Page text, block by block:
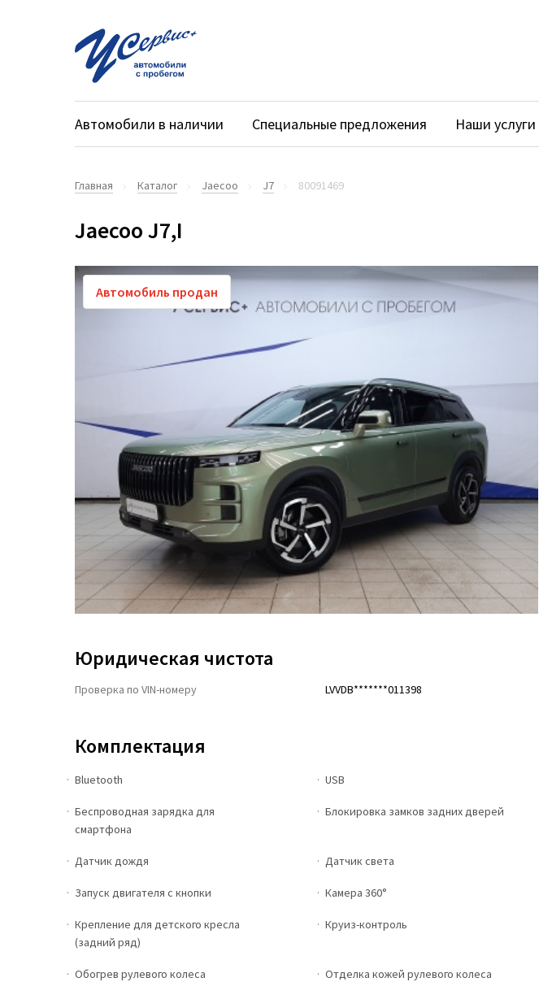
Автомобили в наличии Специальные предложения Наши услуги
Главная Каталог Jaecoo J7 80091469
Jaecoo J7,I
Юридическая чистота
Проверка по VIN-номеру LVVDB*******011398
Комплектация
Bluetooth USB
Беспроводная зарядка для
смартфона
Блокировка замков задних дверей
Датчик дождя Датчик света
Запуск двигателя с кнопки Камера 360°
Крепление для детского кресла
(задний ряд)
Круиз-контроль
Обогрев рулевого колеса Отделка кожей рулевого колеса